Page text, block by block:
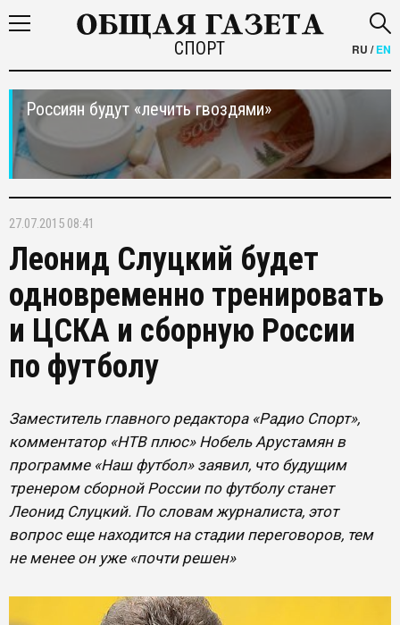
СПОРТ RU /EN
Россиян будут «лечить гвоздями»
27.07.2015 08:41
Леонид Слуцкий будет
одновременно тренировать
и ЦСКА и сборную России
по футболу
Заместитель главного редактора «Радио Спорт»,
комментатор «НТВ плюс» Нобель Арустамян в
программе «Наш футбол» заявил, что будущим
тренером сборной России по футболу станет
Леонид Слуцкий. По словам журналиста, этот
вопрос еще находится на стадии переговоров, тем
не менее он уже «почти решен»